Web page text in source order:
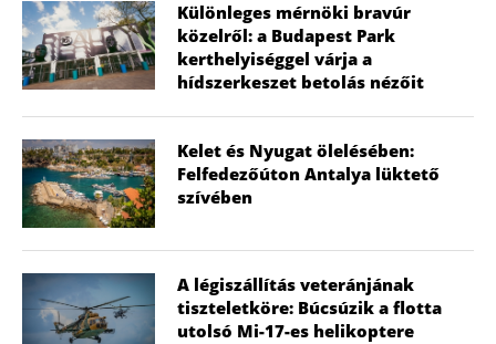
Különleges mérnöki bravúr
közelről: a Budapest Park
kerthelyiséggel várja a
hídszerkeszet betolás nézőit
Kelet és Nyugat ölelésében:
Felfedezőúton Antalya lüktető
szívében
A légiszállítás veteránjának
tiszteletköre: Búcsúzik a flotta
utolsó Mi-17-es helikoptere